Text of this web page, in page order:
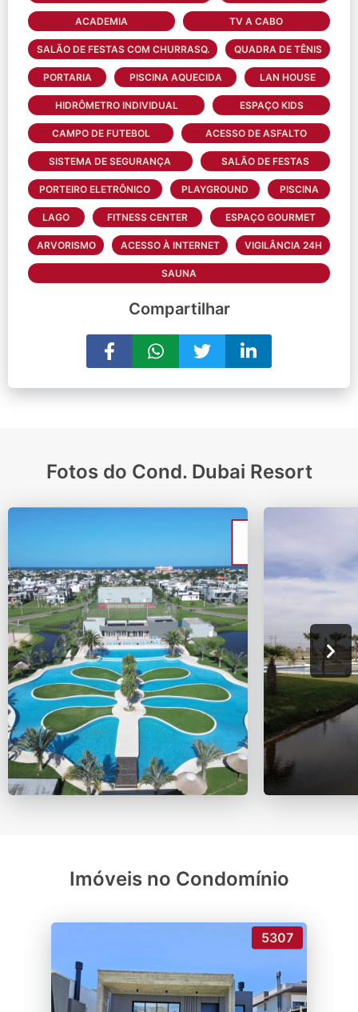
ACADEMIA TV A CABO
SALÃO DE FESTAS COM CHURRASQ. QUADRA DE TÊNIS
PORTARIA PISCINA AQUECIDA LAN HOUSE
HIDRÔMETRO INDIVIDUAL ESPAÇO KIDS
CAMPO DE FUTEBOL ACESSO DE ASFALTO
SISTEMA DE SEGURANÇA SALÃO DE FESTAS
PORTEIRO ELETRÔNICO PLAYGROUND PISCINA
LAGO FITNESS CENTER ESPAÇO GOURMET
ARVORISMO ACESSO À INTERNET VIGILÂNCIA 24H
SAUNA
Compartilhar
Fotos do Cond. Dubai Resort
Imóveis no Condomínio
5307